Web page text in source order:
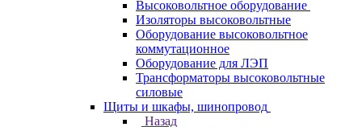
Высоковольтное оборудование
Изоляторы высоковольтные
Оборудование высоковольтное
коммутационное
Оборудование для ЛЭП
Трансформаторы высоковольтные
силовые
Щиты и шкафы, шинопровод
Назад